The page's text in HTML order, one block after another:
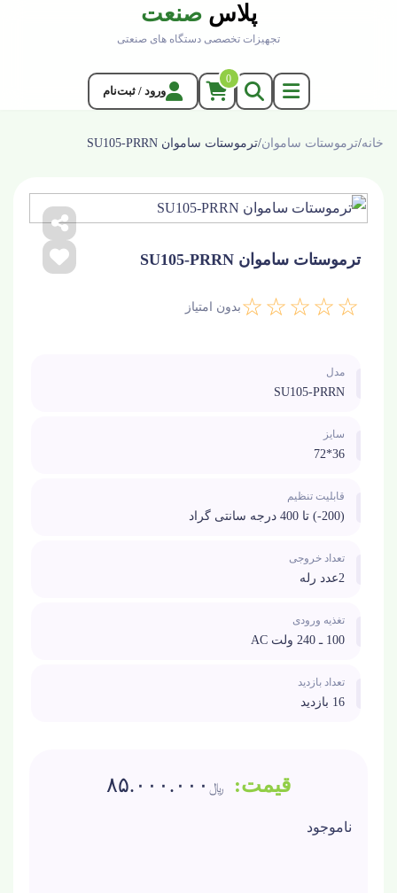
پلاس صنعت
تجهیزات تخصصی دستگاه های صنعتی
0
ورود / ثبت‌نام
خانه/ترموستات ساموان/ترموستات ساموان SU105-PRRN
ترموستات ساموان SU105-PRRN
☆☆☆☆☆ بدون امتیاز
مدل
SU105-PRRN
سایز
36*72
قابلیت تنظیم
(200-) تا 400 درجه سانتی گراد
تعداد خروجی
2عدد رله
تغذیه ورودی
100 ـ 240 ولت AC
تعداد بازدید
16 بازدید
﷼ ۸۵.۰۰۰.۰۰۰
ناموجود